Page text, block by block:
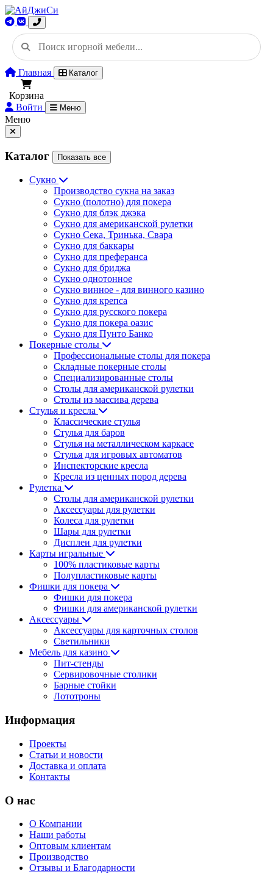
Главная Каталог
Корзина
Войти
Меню
Меню
Каталог Показать все
Сукно
Производство сукна на заказ
Сукно (полотно) для покера
Сукно для блэк джэка
Сукно для американской рулетки
Сукно Сека, Тринька, Свара
Сукно для баккары
Сукно для преферанса
Сукно для бриджа
Сукно однотонное
Сукно винное - для винного казино
Сукно для крепса
Сукно для русского покера
Сукно для покера оазис
Сукно для Пунто Банко
Покерные столы
Профессиональные столы для покера
Складные покерные столы
Специализированные столы
Столы для американской рулетки
Столы из массива дерева
Стулья и кресла
Классические стулья
Стулья для баров
Стулья на металлическом каркасе
Стулья для игровых автоматов
Инспекторские кресла
Кресла из ценных пород дерева
Рулетка
Столы для американской рулетки
Аксессуары для рулетки
Колеса для рулетки
Шары для рулетки
Дисплеи для рулетки
Карты игральные
100% пластиковые карты
Полупластиковые карты
Фишки для покера
Фишки для покера
Фишки для американской рулетки
Аксессуары
Аксессуары для карточных столов
Светильники
Мебель для казино
Пит-стенды
Сервировочные столики
Барные стойки
Лототроны
Информация
Проекты
Статьи и новости
Доставка и оплата
Контакты
О нас
О Компании
Наши работы
Оптовым клиентам
Производство
Отзывы и Благодарности